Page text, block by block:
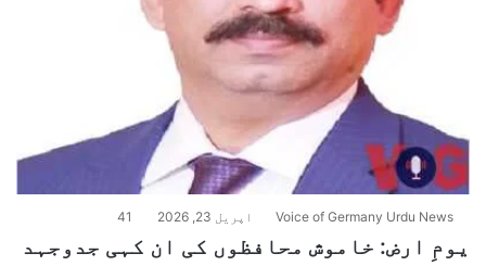
Voice of Germany Urdu News اپریل 23, 2026 41
یومِ ارض: خاموش محافظوں کی ان کہی جدوجہد